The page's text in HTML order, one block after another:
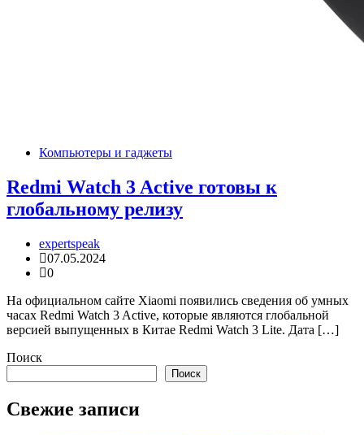
Компьютеры и гаджеты
Redmi Watch 3 Active готовы к
глобальному релизу
expertspeak
07.05.2024
0
На официальном сайте Xiaomi появились сведения об умных
часах Redmi Watch 3 Active, которые являются глобальной
версией выпущенных в Китае Redmi Watch 3 Lite. Дата […]
Поиск
Поиск
Свежие записи